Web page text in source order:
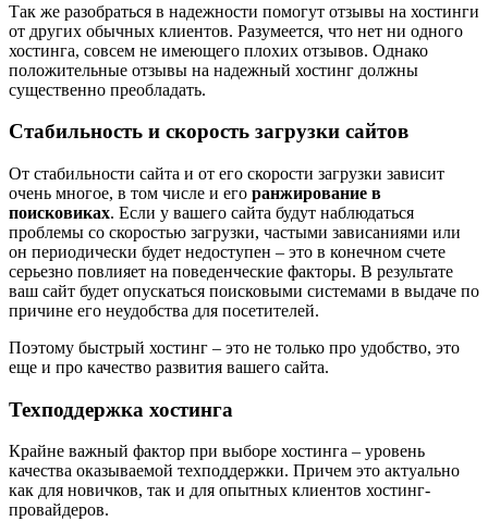
Так же разобраться в надежности помогут отзывы на хостинги
от других обычных клиентов. Разумеется, что нет ни одного
хостинга, совсем не имеющего плохих отзывов. Однако
положительные отзывы на надежный хостинг должны
существенно преобладать.
Стабильность и скорость загрузки сайтов
От стабильности сайта и от его скорости загрузки зависит
очень многое, в том числе и его ранжирование в
поисковиках. Если у вашего сайта будут наблюдаться
проблемы со скоростью загрузки, частыми зависаниями или
он периодически будет недоступен – это в конечном счете
серьезно повлияет на поведенческие факторы. В результате
ваш сайт будет опускаться поисковыми системами в выдаче по
причине его неудобства для посетителей.
Поэтому быстрый хостинг – это не только про удобство, это
еще и про качество развития вашего сайта.
Техподдержка хостинга
Крайне важный фактор при выборе хостинга – уровень
качества оказываемой техподдержки. Причем это актуально
как для новичков, так и для опытных клиентов хостинг-
провайдеров.